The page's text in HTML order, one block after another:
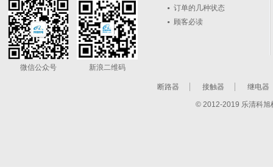
微信公众号 新浪二维码
订单的几种状态
顾客必读
断路器 接触器 继电器
© 2012-2019 乐清科旭